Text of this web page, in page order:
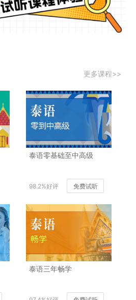
更多课程>>
泰语零基础至中高级
98.2%好评 免费试听
泰语三年畅学